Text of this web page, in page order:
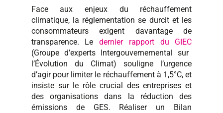
Face aux enjeux du réchauffement
climatique, la réglementation se durcit et les
consommateurs exigent davantage de
transparence. Ledernier rapport du GIEC
(Groupe d’experts Intergouvernemental sur
l’Évolution du Climat) souligne l’urgence
d’agir pour limiter le réchauffement à 1,5°C, et
insiste sur le rôle crucial des entreprises et
des organisations dans la réduction des
émissions de GES. Réaliser un Bilan